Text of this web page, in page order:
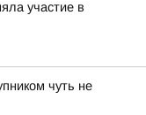
участие в
чуть не